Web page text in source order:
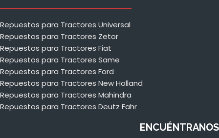
Repuestos para Tractores Universal
Repuestos para Tractores Zetor
Repuestos para Tractores Fiat
Repuestos para Tractores Same
Repuestos para Tractores Ford
Repuestos para Tractores New Holland
Repuestos para Tractores Mahindra
Repuestos para Tractores Deutz Fahr
ENCUÉNTRANOS